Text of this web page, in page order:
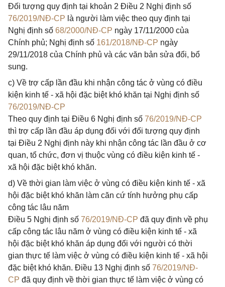
Đối tượng quy định tại khoản 2 Điều 2 Nghị định số
76/2019/NĐ-CP là người làm việc theo quy định tại
Nghị định số 68/2000/NĐ-CP ngày 17/11/2000 của
Chính phủ; Nghị định số 161/2018/NĐ-CP ngày
29/11/2018 của Chính phủ và các văn bản sửa đổi, bổ
sung.
c) Về trợ cấp lần đầu khi nhận công tác ở vùng có điều
kiện kinh tế - xã hội đặc biệt khó khăn tại Nghị định số
76/2019/NĐ-CP
Theo quy định tại Điều 6 Nghị định số 76/2019/NĐ-CP
thì trợ cấp lần đầu áp dụng đối với đối tượng quy định
tại Điều 2 Nghị định này khi nhận công tác lần đầu ở cơ
quan, tổ chức, đơn vị thuộc vùng có điều kiện kinh tế -
xã hội đặc biệt khó khăn.
d) Về thời gian làm việc ở vùng có điều kiện kinh tế - xã
hội đặc biệt khó khăn làm căn cứ tính hưởng phụ cấp
công tác lâu năm
Điều 5 Nghị định số 76/2019/NĐ-CP đã quy định về phụ
cấp công tác lâu năm ở vùng có điều kiện kinh tế - xã
hội đặc biệt khó khăn áp dụng đối với người có thời
gian thực tế làm việc ở vùng có điều kiện kinh tế - xã hội
đặc biệt khó khăn. Điều 13 Nghị định số 76/2019/NĐ-
CP đã quy định về thời gian thực tế làm việc ở vùng có